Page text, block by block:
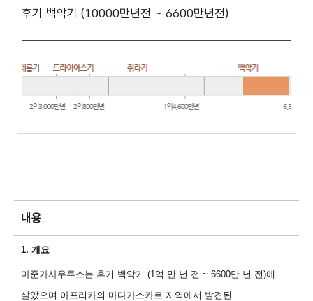
후기 백악기 (10000만년전 ~ 6600만년전)
내용
1.개요
마준가사우루스는 후기 백악기(1억 만 년 전~ 6600만 년 전)에
살았으며 아프리카의 마다가스카르 지역에서 발견된